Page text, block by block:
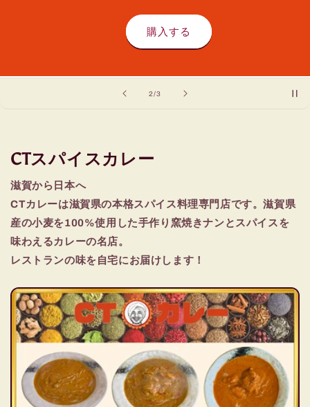
2/の3
購入する
CTスパイスカレー
滋賀から日本へ
CTカレーは滋賀県の本格スパイス料理専門店です。滋賀県
産の小麦を100%使用した手作り窯焼きナンとスパイスを
味わえるカレーの名店。
レストランの味を自宅にお届けします！